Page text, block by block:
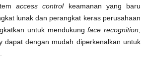
access controlkeamanan yang baru
lunak dan perangkat keras perusahaan
untuk mendukungface recognition
dapat dengan mudah diperkenalkan untuk